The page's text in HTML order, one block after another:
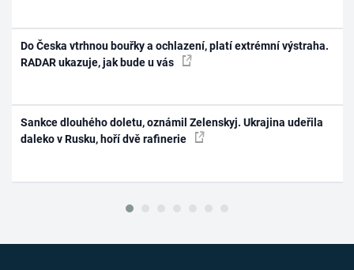
Do Česka vtrhnou bouřky a ochlazení, platí extrémní výstraha.
RADAR ukazuje, jak bude u vás
Sankce dlouhého doletu, oznámil Zelenskyj. Ukrajina udeřila
daleko v Rusku, hoří dvě rafinerie